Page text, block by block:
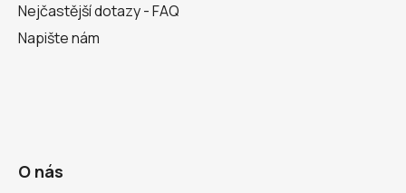
Nejčastější dotazy - FAQ
Napište nám
O nás